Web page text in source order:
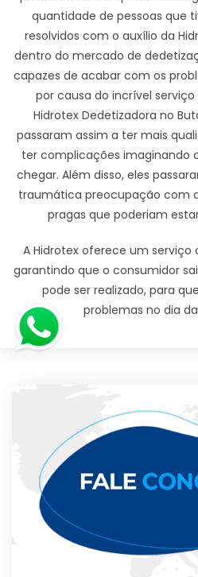
quantidade de pessoas que
resolvidos com o auxílio da
dentro do mercado de
capazes de acabar com os
por causa do incrível
Hidrotex Dedetizadora no
passaram assim a ter mais
ter complicações imaginando
chegar. Além disso, eles
traumática preocupação com
pragas que poderiam
A Hidrotex oferece um
garantindo que o consumidor
pode ser realizado, para
problemas no dia